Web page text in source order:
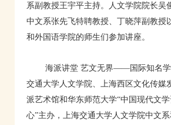
系副教授王宇平主持。人文学院院长吴
中文系张先飞特聘教授、丁晓萍副教授
和外国语学院的师生们参加讲座。
海派讲堂 艺文无界——国际知名学
交通大学人文学院、上海西区文化传媒
派艺术馆和华东师范大学“中国现代文
心”主办，上海交通大学人文学院中文